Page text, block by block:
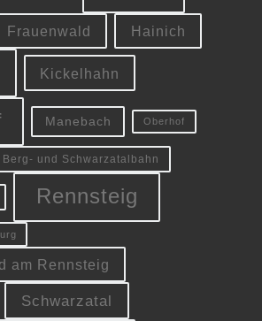
Frauenwald Hainich
Kickelhahn
Manebach Oberhof
und Schwarzatalbahn
Rennsteig
am Rennsteig
Schwarzatal